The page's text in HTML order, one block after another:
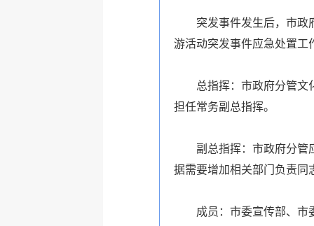
突发事件发生后，市政
游活动突发事件应急处置工
总指挥：市政府分管文
担任常务副总指挥。
副总指挥：市政府分管
据需要增加相关部门负责同
成员：市委宣传部、市